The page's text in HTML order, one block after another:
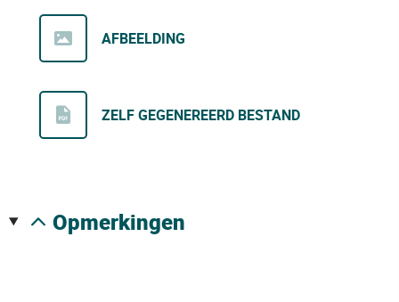
AFBEELDING
ZELF GEGENEREERD BESTAND
opmerkingen